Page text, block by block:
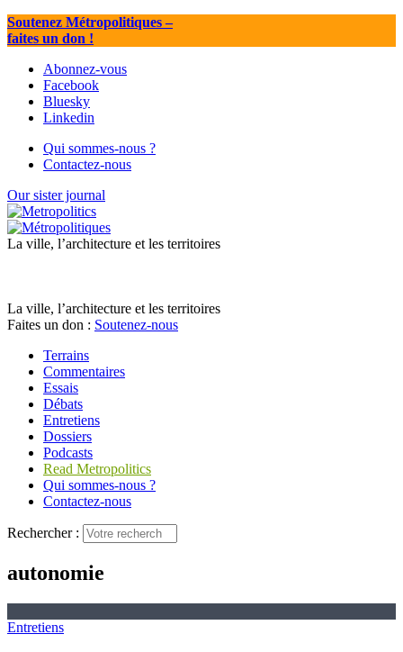
Soutenez Métropolitiques–
faites un don !
Abonnez-vous
Facebook
Bluesky
Linkedin
Qui sommes-nous ?
Contactez-nous
Our sister journal
La ville, l’architecture et les territoires
La ville, l’architecture et les territoires
Faites un don : Soutenez-nous
Terrains
Commentaires
Essais
Débats
Entretiens
Dossiers
Podcasts
Read Metropolitics
Qui sommes-nous ?
Contactez-nous
Rechercher :
autonomie
Entretiens